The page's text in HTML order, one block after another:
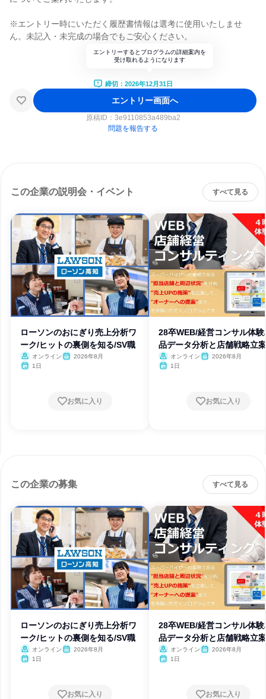
※エントリー時にいただく履歴書情報は選考に使用いたしませ
ん。未記入・未完成の場合でもご安心ください。
エントリーするとプログラムの詳細案内を
受け取れるようになります
締切：2026年12月31日
エントリー画面へ
原稿ID： 3e9110853a489ba2
問題を報告する
この企業の説明会・イベント すべて見る
ローソンのおにぎり売上分析ワ
ーク/ヒットの裏側を知る/SV職
オンライン
2026年8月
1日
お気に入り
28卒WEB/経営コンサル体験
品データ分析と店舗戦略立案
オンライン
2026年8月
1日
お気に入り
この企業の募集 すべて見る
ローソンのおにぎり売上分析ワ
ーク/ヒットの裏側を知る/SV職
オンライン
2026年8月
1日
お気に入り
28卒WEB/経営コンサル体験
品データ分析と店舗戦略立案
オンライン
2026年8月
1日
お気に入り